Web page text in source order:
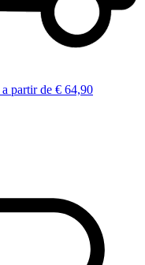
a partir de € 64,90